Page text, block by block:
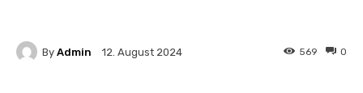
By Admin 12. August 2024 0
569